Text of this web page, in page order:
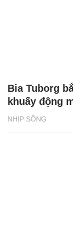
NHỊP SỐNG
Bia Tuborg
khuấy động